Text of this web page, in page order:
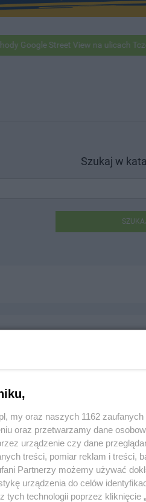
Street View na ulicach
Szukaj w
Handel i usługi
296, wyświetleń: 1343
my oraz naszych 1162
oraz przetwarzamy dane
urządzenie czy dane
treści, pomiar reklam i treści,
Partnerzy możemy używać
urządzenia do celów
tych technologii poprzez